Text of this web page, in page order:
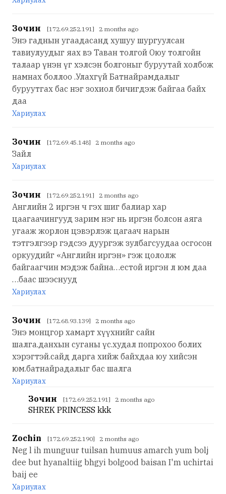
Зочин [172.69.252.191] 2 months ago
Энэ гаднын угаадасанд хушуу шургуулсан
тавиулуудыг яах вэ Таван толгой Оюу толгойн
талаар үнэн үг хэлсэн болгоныг буруутай холбож
намнах боллоо .Улахгүй Батнайрамдалыг
буруутгах бас нэг зохиол бичигдэж байгаа байх
даа
Хариулах
Зочин [172.69.45.148] 2 months ago
Зайл
Хариулах
Зочин [172.69.252.191] 2 months ago
Английн 2 иргэн ч гэх шиг балиар хар
цаагаачингууд зарим нэг нь иргэн болсон аяга
угааж жорлон цэвэрлэж цагаач нарын
тэтгэлгээр гэдсээ дуургэж зулбагсуудаа осгосон
оркуудийг «Английн иргэн» гэж цололж
байгаагчин мэдэж байна…естой иргэн л юм даа
…баас шээснууд
Хариулах
Зочин [172.68.93.139] 2 months ago
Энэ монцгор хамарт хүүхнийг сайн
шалга.данхын суганы үс.худал попрохоо болих
хэрэгтэй.сайд дарга хийж байхдаа юу хийсэн
юм.батнайрадалыг бас шалга
Хариулах
Зочин [172.69.252.191] 2 months ago
SHREK PRINCESS kkk
Zochin [172.69.252.190] 2 months ago
Neg l ih munguur tuilsan humuus amarch yum bolj
dee but hyanaltiig bhgyi bolgood baisan I'm uchirtai
baij ee
Хариулах